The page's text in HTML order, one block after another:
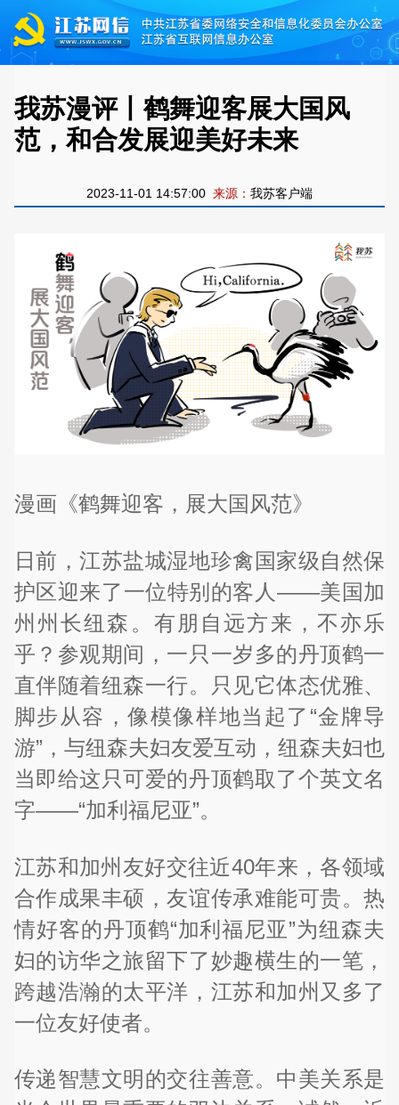
我苏漫评丨鹤舞迎客展大国风
范，和合发展迎美好未来
2023-11-01 14:57:00 来源： 我苏客户端
漫画《鹤舞迎客，展大国风范》
日前，江苏盐城湿地珍禽国家级自然保
护区迎来了一位特别的客人——美国加
州州长纽森。有朋自远方来，不亦乐
乎？参观期间，一只一岁多的丹顶鹤一
直伴随着纽森一行。只见它体态优雅、
脚步从容，像模像样地当起了“金牌导
游”，与纽森夫妇友爱互动，纽森夫妇也
当即给这只可爱的丹顶鹤取了个英文名
字——“加利福尼亚”。
江苏和加州友好交往近40年来，各领域
合作成果丰硕，友谊传承难能可贵。热
情好客的丹顶鹤“加利福尼亚”为纽森夫
妇的访华之旅留下了妙趣横生的一笔，
跨越浩瀚的太平洋，江苏和加州又多了
一位友好使者。
传递智慧文明的交往善意。中美关系是